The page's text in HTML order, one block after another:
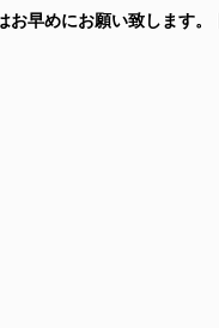
早めにお願い致します。